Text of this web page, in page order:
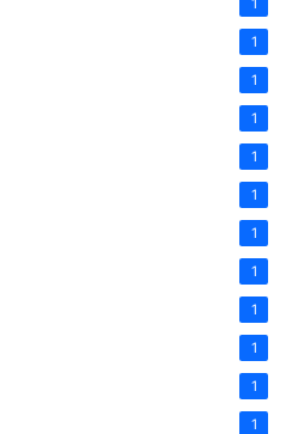
1
1
1
1
1
1
1
1
1
1
1